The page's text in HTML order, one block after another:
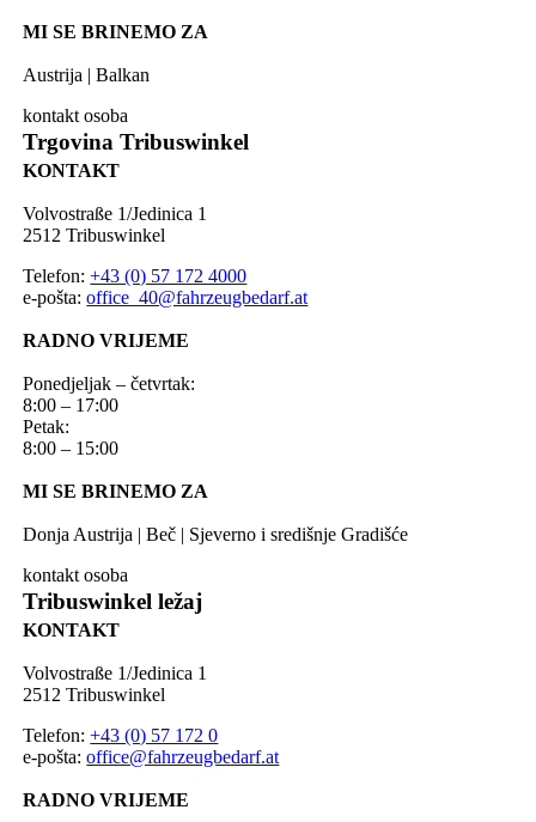
MI SE BRINEMO ZA
Austrija | Balkan
kontakt osoba
Trgovina Tribuswinkel
KONTAKT
Volvostraße 1/Jedinica 1
2512 Tribuswinkel
Telefon:+43 (0) 57 172 4000
e-pošta:office_40@fahrzeugbedarf.at
RADNO VRIJEME
Ponedjeljak – četvrtak:
8:00 – 17:00
Petak:
8:00 – 15:00
MI SE BRINEMO ZA
Donja Austrija | Beč | Sjeverno i središnje Gradišće
kontakt osoba
Tribuswinkel ležaj
KONTAKT
Volvostraße 1/Jedinica 1
2512 Tribuswinkel
Telefon:+43 (0) 57 172 0
e-pošta:office@fahrzeugbedarf.at
RADNO VRIJEME